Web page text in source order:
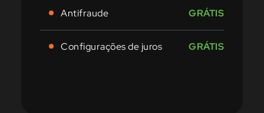
Antifraude GRÁTIS
Configurações de juros GRÁTIS